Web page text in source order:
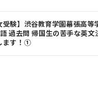
受験】渋谷教育学園幕張高等
過去問 帰国生の苦手な英文
ます！①